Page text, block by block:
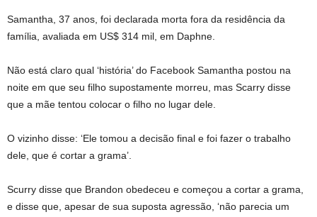
Samantha, 37 anos, foi declarada morta fora da residência da
família, avaliada em US$ 314 mil, em Daphne.
Não está claro qual ‘história’ do Facebook Samantha postou na
noite em que seu filho supostamente morreu, mas Scarry disse
que a mãe tentou colocar o filho no lugar dele.
O vizinho disse: ‘Ele tomou a decisão final e foi fazer o trabalho
dele, que é cortar a grama’.
Scurry disse que Brandon obedeceu e começou a cortar a grama,
e disse que, apesar de sua suposta agressão, ‘não parecia um